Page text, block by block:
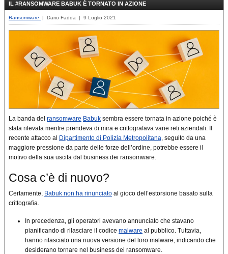
IL #RANSOMWARE BABUK È TORNATO IN AZIONE
Ransomware | Dario Fadda | 9 Luglio 2021
La banda del ransomware Babuk sembra essere tornata in azione poiché è
stata rilevata mentre prendeva di mira e crittografava varie reti aziendali. Il
recente attacco al Dipartimento di Polizia Metropolitana, seguito da una
maggiore pressione da parte delle forze dell’ordine, potrebbe essere il
motivo della sua uscita dal business dei ransomware.
Cosa c’è di nuovo?
Certamente, Babuk non ha rinunciato al gioco dell’estorsione basato sulla
crittografia.
In precedenza, gli operatori avevano annunciato che stavano
pianificando di rilasciare il codice malware al pubblico. Tuttavia,
hanno rilasciato una nuova versione del loro malware, indicando che
desiderano tornare nel business dei ransomware.